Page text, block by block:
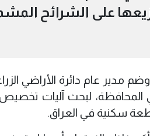
على الشرائح
مدير عام دائرة الأراضي
المحافظة، لبحث آليات
سكنية في العراق.